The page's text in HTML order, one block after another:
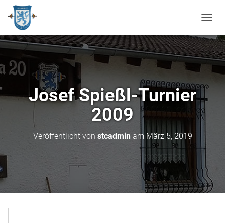
A
V
I
O
A
L
T
N
Josef Spießl-Turnier
2009
Veröffentlicht von stcadminam März 5, 2019